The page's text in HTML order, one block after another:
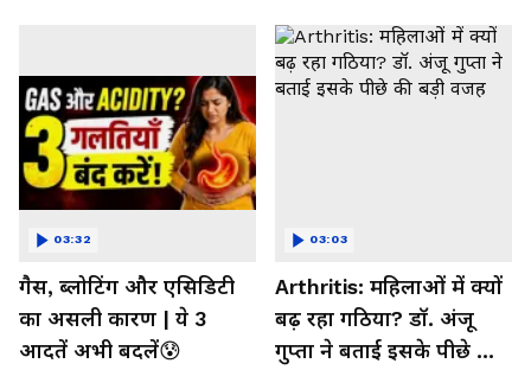
गैस, ब्लोटिंग और एसिडिटी
का असली कारण | ये 3
आदतें अभी बदलें😰
03:32
Arthritis: महिलाओं में क्यों
बढ़ रहा गठिया? डॉ. अंजू
गुप्ता ने बताई इसके पीछे की
03:03